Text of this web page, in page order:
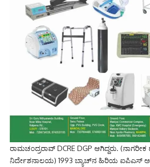
ರಾಮಚಂದ್ರರಾವ್ DCRE DGP ಆಗಿದ್ದರು. (ನಾಗರೀಕ
ನಿರ್ದೇಶನಾಲಯ) 1993 ಬ್ಯಾಚ್​​ನ ಹಿರಿಯ ಐಪಿಎಸ್